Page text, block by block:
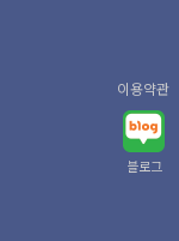
이용약관
블로그